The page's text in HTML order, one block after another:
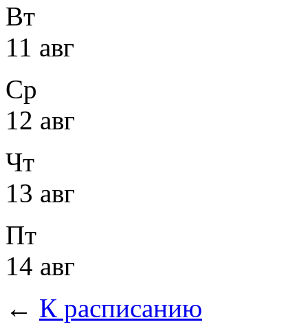
Вт
11 авг
Ср
12 авг
Чт
13 авг
Пт
14 авг
← К расписанию